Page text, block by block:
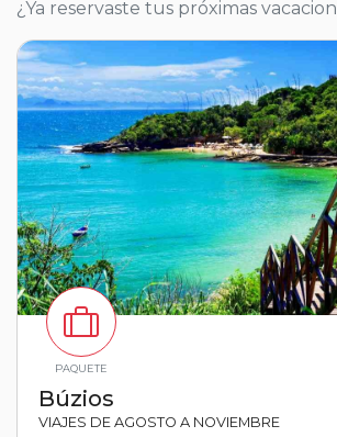
¿Ya reservaste tus próximas
PAQUETE
Búzios
VIAJES DE AGOSTO A NOVIEMBRE